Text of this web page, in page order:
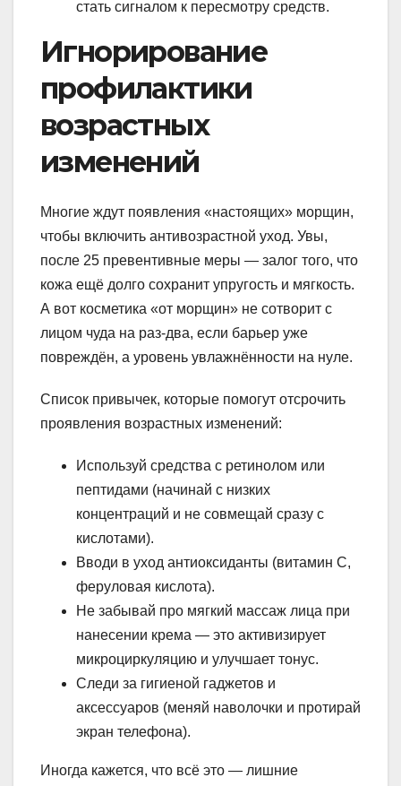
стать сигналом к пересмотру средств.
Игнорирование
профилактики
возрастных
изменений
Многие ждут появления «настоящих» морщин,
чтобы включить антивозрастной уход. Увы,
после 25 превентивные меры — залог того, что
кожа ещё долго сохранит упругость и мягкость.
А вот косметика «от морщин» не сотворит с
лицом чуда на раз-два, если барьер уже
повреждён, а уровень увлажнённости на нуле.
Список привычек, которые помогут отсрочить
проявления возрастных изменений:
Используй средства с ретинолом или
пептидами (начинай с низких
концентраций и не совмещай сразу с
кислотами).
Вводи в уход антиоксиданты (витамин C,
феруловая кислота).
Не забывай про мягкий массаж лица при
нанесении крема — это активизирует
микроциркуляцию и улучшает тонус.
Следи за гигиеной гаджетов и
аксессуаров (меняй наволочки и протирай
экран телефона).
Иногда кажется, что всё это — лишние